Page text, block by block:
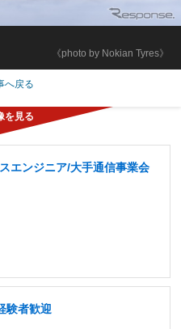
《photo by Nokian Tyres》
へ戻る
エンジニア/大手通信事業会
験者歓迎